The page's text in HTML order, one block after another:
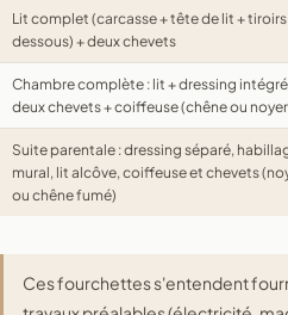
Lit complet (carcasse + tête de lit + tiroirs
dessous) + deux chevets
Chambre complète : lit + dressing
deux chevets + coiffeuse (chêne ou
Suite parentale : dressing séparé,
mural, lit alcôve, coiffeuse et chevets
ou chêne fumé)
Ces fourchettes s'entendent